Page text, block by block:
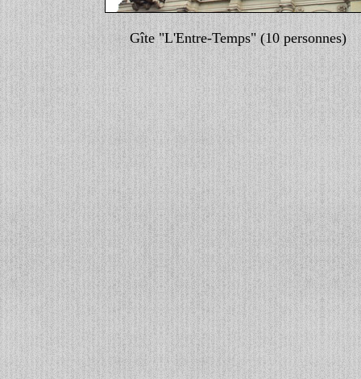
Gîte "L'Entre-Temps" (10 personnes)